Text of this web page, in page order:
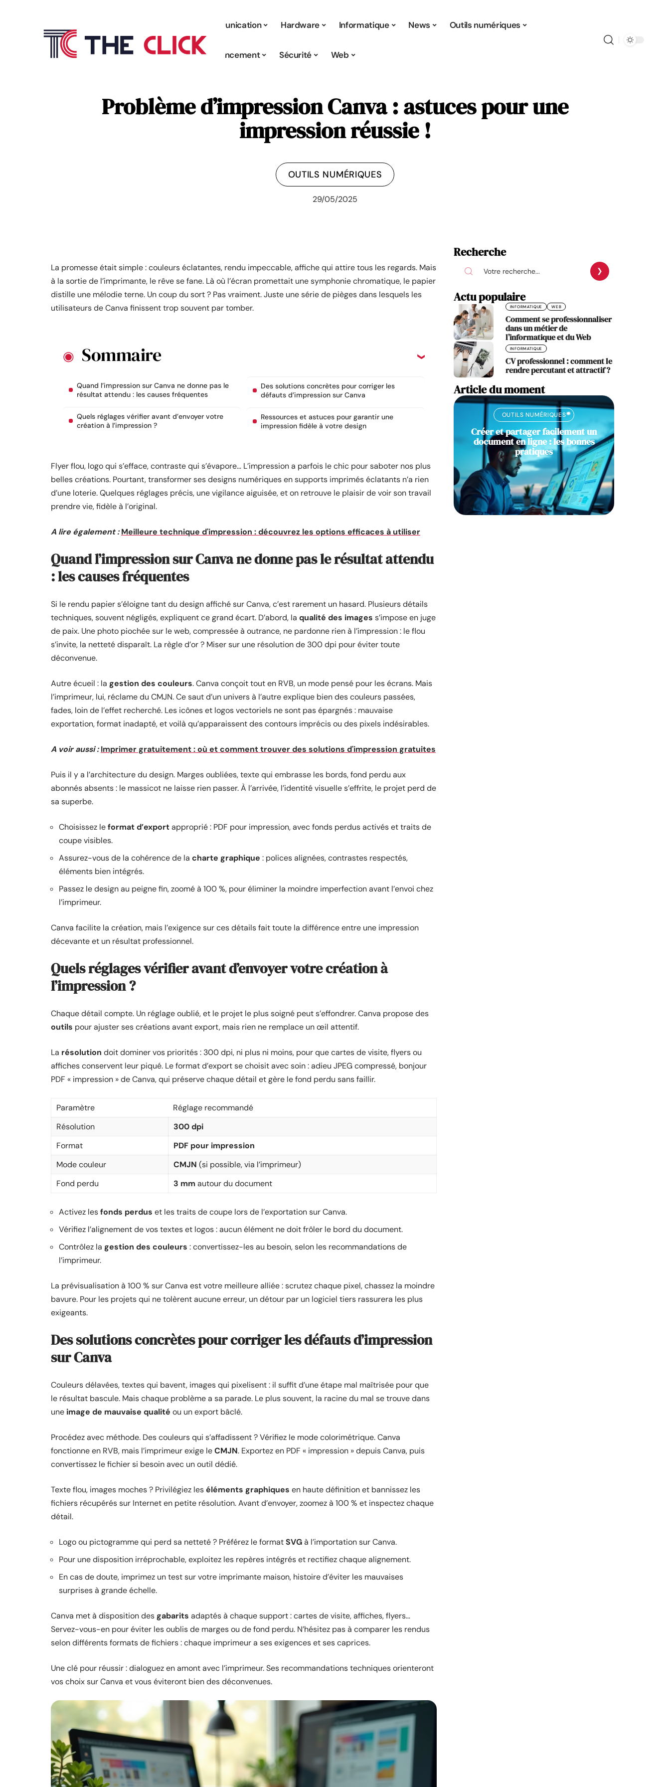
Communication Hardware Informatique News Outils numériques
Référencement Sécurité Web
Problème d’impression Canva : astuces pour une
impression réussie !
OUTILS NUMÉRIQUES
29/05/2025
La promesse était simple : couleurs éclatantes, rendu impeccable, affiche qui attire tous les regards. Mais
à la sortie de l’imprimante, le rêve se fane. Là où l’écran promettait une symphonie chromatique, le papier
distille une mélodie terne. Un coup du sort ? Pas vraiment. Juste une série de pièges dans lesquels les
utilisateurs de Canva finissent trop souvent par tomber.
Sommaire
Quand l’impression sur Canva ne donne pas le
résultat attendu : les causes fréquentes
Quels réglages vérifier avant d’envoyer votre
création à l’impression ?
Des solutions concrètes pour corriger les
défauts d’impression sur Canva
Ressources et astuces pour garantir une
impression fidèle à votre design
Flyer flou, logo qui s’efface, contraste qui s’évapore… L’impression a parfois le chic pour saboter nos plus
belles créations. Pourtant, transformer ses designs numériques en supports imprimés éclatants n’a rien
d’une loterie. Quelques réglages précis, une vigilance aiguisée, et on retrouve le plaisir de voir son travail
prendre vie, fidèle à l’original.
A lire également : Meilleure technique d'impression : découvrez les options efficaces à utiliser
Quand l’impression sur Canva ne donne pas le résultat attendu
: les causes fréquentes
Si le rendu papier s’éloigne tant du design affiché sur Canva, c’est rarement un hasard. Plusieurs détails
techniques, souvent négligés, expliquent ce grand écart. D’abord, la qualité des images s’impose en juge
de paix. Une photo piochée sur le web, compressée à outrance, ne pardonne rien à l’impression : le flou
s’invite, la netteté disparaît. La règle d’or ? Miser sur une résolution de 300 dpi pour éviter toute
déconvenue.
Autre écueil : la gestion des couleurs. Canva conçoit tout en RVB, un mode pensé pour les écrans. Mais
l’imprimeur, lui, réclame du CMJN. Ce saut d’un univers à l’autre explique bien des couleurs passées,
fades, loin de l’effet recherché. Les icônes et logos vectoriels ne sont pas épargnés : mauvaise
exportation, format inadapté, et voilà qu’apparaissent des contours imprécis ou des pixels indésirables.
A voir aussi : Imprimer gratuitement : où et comment trouver des solutions d'impression gratuites
Puis il y a l’architecture du design. Marges oubliées, texte qui embrasse les bords, fond perdu aux
abonnés absents : le massicot ne laisse rien passer. À l’arrivée, l’identité visuelle s’effrite, le projet perd de
sa superbe.
Choisissez leformat d’exportapproprié : PDF pour impression, avec fonds perdus activés et traits de
coupe visibles.
Assurez-vous de la cohérence de la charte graphique : polices alignées, contrastes respectés,
éléments bien intégrés.
Passez le design au peigne fin, zoomé à 100 %, pour éliminer la moindre imperfection avant l’envoi chez
l’imprimeur.
Canva facilite la création, mais l’exigence sur ces détails fait toute la différence entre une impression
décevante et un résultat professionnel.
Quels réglages vérifier avant d’envoyer votre création à
l’impression ?
Chaque détail compte. Un réglage oublié, et le projet le plus soigné peut s’effondrer. Canva propose des
outils pour ajuster ses créations avant export, mais rien ne remplace un œil attentif.
La résolution doit dominer vos priorités : 300 dpi, ni plus ni moins, pour que cartes de visite, flyers ou
affiches conservent leur piqué. Le format d’export se choisit avec soin : adieu JPEG compressé, bonjour
PDF « impression » de Canva, qui préserve chaque détail et gère le fond perdu sans faillir.
Paramètre
Réglage recommandé
Résolution
300 dpi
Format
PDF pour impression
Mode couleur
CMJN (si possible, via l’imprimeur)
Fond perdu
3 mm autour du document
Activez lesfonds perdus et les traits de coupe lors de l’exportation sur Canva.
Vérifiez l’alignement de vos textes et logos : aucun élément ne doit frôler le bord du document.
Contrôlez la gestion des couleurs : convertissez-les au besoin, selon les recommandations de
l’imprimeur.
La prévisualisation à 100 % sur Canva est votre meilleure alliée : scrutez chaque pixel, chassez la moindre
bavure. Pour les projets qui ne tolèrent aucune erreur, un détour par un logiciel tiers rassurera les plus
exigeants.
Des solutions concrètes pour corriger les défauts d’impression
sur Canva
Couleurs délavées, textes qui bavent, images qui pixelisent : il suffit d’une étape mal maîtrisée pour que
le résultat bascule. Mais chaque problème a sa parade. Le plus souvent, la racine du mal se trouve dans
une image de mauvaise qualité ou un export bâclé.
Procédez avec méthode. Des couleurs qui s’affadissent ? Vérifiez le mode colorimétrique. Canva
fonctionne en RVB, mais l’imprimeur exige leCMJN. Exportez en PDF « impression » depuis Canva, puis
convertissez le fichier si besoin avec un outil dédié.
Texte flou, images moches ? Privilégiez leséléments graphiques en haute définition et bannissez les
fichiers récupérés sur Internet en petite résolution. Avant d’envoyer, zoomez à 100 % et inspectez chaque
détail.
Logo ou pictogramme qui perd sa netteté ? Préférez le formatSVGà l’importation sur Canva.
Pour une disposition irréprochable, exploitez les repères intégrés et rectifiez chaque alignement.
En cas de doute, imprimez un test sur votre imprimante maison, histoire d’éviter les mauvaises
surprises à grande échelle.
Canva met à disposition desgabarits adaptés à chaque support : cartes de visite, affiches, flyers…
Servez-vous-en pour éviter les oublis de marges ou de fond perdu. N’hésitez pas à comparer les rendus
selon différents formats de fichiers : chaque imprimeur a ses exigences et ses caprices.
Une clé pour réussir : dialoguez en amont avec l’imprimeur. Ses recommandations techniques orienteront
vos choix sur Canva et vous éviteront bien des déconvenues.
Recherche
Actu populaire
INFORMATIQUE WEB
Comment se professionnaliser
dans un métier de
l’informatique et du Web
INFORMATIQUE
CV professionnel : comment le
rendre percutant et attractif ?
Article du moment
OUTILS NUMÉRIQUES
Créer et partager facilement un
document en ligne : les bonnes
pratiques